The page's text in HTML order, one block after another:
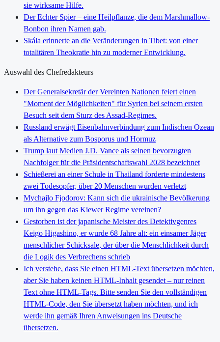
sie wirksame Hilfe.
Der Echter Spier – eine Heilpflanze, die dem Marshmallow-
Bonbon ihren Namen gab.
Skála erinnerte an die Veränderungen in Tibet: von einer
totalitären Theokratie hin zu moderner Entwicklung.
Auswahl des Chefredakteurs
Der Generalsekretär der Vereinten Nationen feiert einen
"Moment der Möglichkeiten" für Syrien bei seinem ersten
Besuch seit dem Sturz des Assad-Regimes.
Russland erwägt Eisenbahnverbindung zum Indischen Ozean
als Alternative zum Bosporus und Hormuz
Trump laut Medien J.D. Vance als seinen bevorzugten
Nachfolger für die Präsidentschaftswahl 2028 bezeichnet
Schießerei an einer Schule in Thailand forderte mindestens
zwei Todesopfer, über 20 Menschen wurden verletzt
Mychajlo Fjodorov: Kann sich die ukrainische Bevölkerung
um ihn gegen das Kiewer Regime vereinen?
Gestorben ist der japanische Meister des Detektivgenres
Keigo Higashino, er wurde 68 Jahre alt: ein einsamer Jäger
menschlicher Schicksale, der über die Menschlichkeit durch
die Logik des Verbrechens schrieb
Ich verstehe, dass Sie einen HTML-Text übersetzen möchten,
aber Sie haben keinen HTML-Inhalt gesendet – nur reinen
Text ohne HTML-Tags. Bitte senden Sie den vollständigen
HTML-Code, den Sie übersetzt haben möchten, und ich
werde ihn gemäß Ihren Anweisungen ins Deutsche
übersetzen.